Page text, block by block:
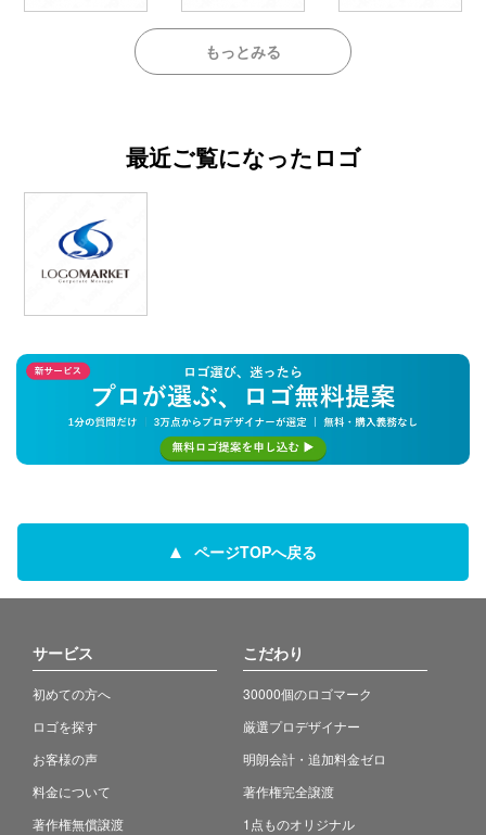
もっとみる
最近ご覧になったロゴ
ページTOPへ戻る
サービス
初めての方へ
ロゴを探す
お客様の声
料金について
著作権無償譲渡
こだわり
30000個のロゴマーク
厳選プロデザイナー
明朗会計・追加料金ゼロ
著作権完全譲渡
1点ものオリジナル